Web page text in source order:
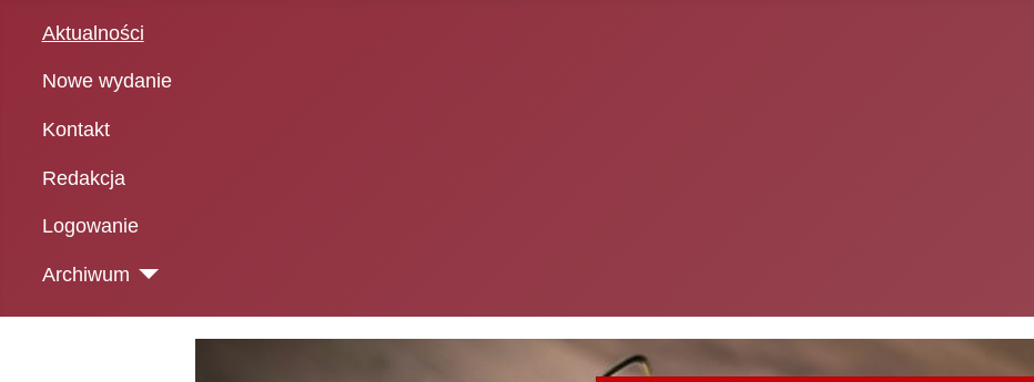
Aktualności
Nowe wydanie
Kontakt
Redakcja
Logowanie
Archiwum